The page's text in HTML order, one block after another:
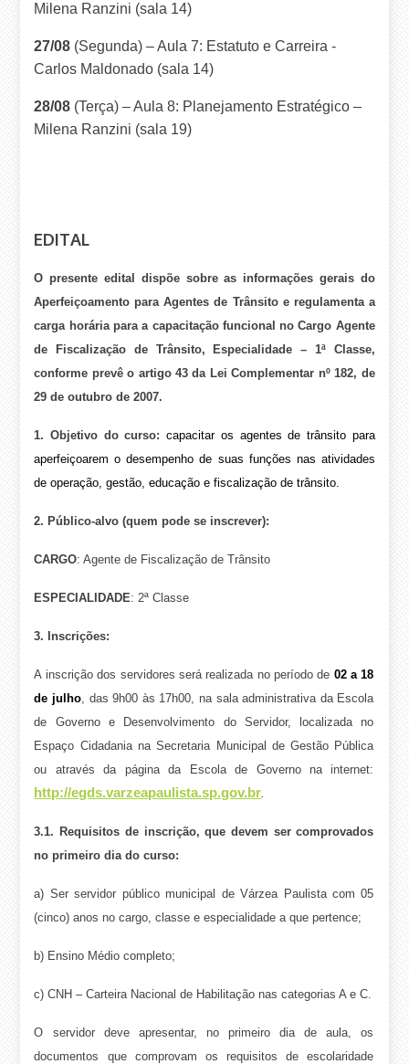
Milena Ranzini (sala 14)
27/08 (Segunda) – Aula 7: Estatuto e Carreira -
Carlos Maldonado (sala 14)
28/08 (Terça) – Aula 8: Planejamento Estratégico –
Milena Ranzini (sala 19)
EDITAL
O presente edital dispõe sobre as informações gerais do
Aperfeiçoamento para Agentes de Trânsito e regulamenta a
carga horária para a capacitação funcional no Cargo Agente
de Fiscalização de Trânsito, Especialidade – 1ª Classe,
conforme prevê o artigo 43 da Lei Complementar nº 182, de
29 de outubro de 2007.
1. Objetivo do curso: capacitar os agentes de trânsito para
aperfeiçoarem o desempenho de suas funções nas atividades
de operação, gestão, educação e fiscalização de trânsito.
2. Público-alvo (quem pode se inscrever):
CARGO: Agente de Fiscalização de Trânsito
ESPECIALIDADE: 2ª Classe
3. Inscrições:
A inscrição dos servidores será realizada no período de 02 a 18
de julho, das 9h00 às 17h00, na sala administrativa da Escola
de Governo e Desenvolvimento do Servidor, localizada no
Espaço Cidadania na Secretaria Municipal de Gestão Pública
ou através da página da Escola de Governo na internet:
http://egds.varzeapaulista.sp.gov.br.
3.1. Requisitos de inscrição, que devem ser comprovados
no primeiro dia do curso:
a) Ser servidor público municipal de Várzea Paulista com 05
(cinco) anos no cargo, classe e especialidade a que pertence;
b) Ensino Médio completo;
c) CNH – Carteira Nacional de Habilitação nas categorias A e C.
O servidor deve apresentar, no primeiro dia de aula, os
documentos que comprovam os requisitos de escolaridade